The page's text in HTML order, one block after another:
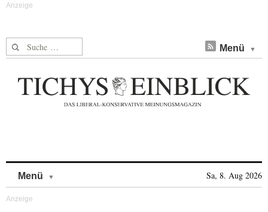
Suche nach: Menü
Menü Sa, 8. Aug 2026